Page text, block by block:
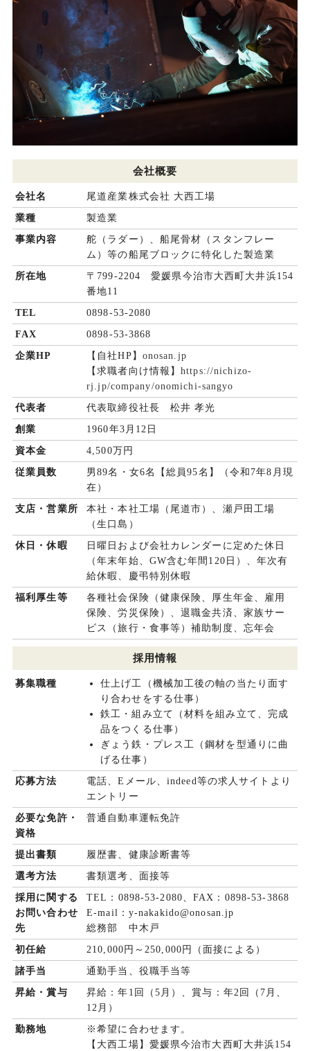
会社概要
会社名 尾道産業株式会社 大西工場
業種 製造業
事業内容
舵（ラダー）、船尾骨材（スタンフレー
ム）等の船尾ブロックに特化した製造業
所在地
〒799-2204 愛媛県今治市大西町大井浜154
番地11
TEL 0898-53-2080
FAX 0898-53-3868
企業HP 【自社HP】 onosan.jp
【求職者向け情報】https://nichizo-
rj.jp/company/onomichi-sangyo
代表者 代表取締役社長 松井 孝光
創業 1960年3月12日
資本金 4,500万円
従業員数
男89名・女6名【総員95名】（令和7年8月現
在）
支店・営業所
本社・本社工場（尾道市）、瀬戸田工場
（生口島）
休日・休暇
日曜日および会社カレンダーに定めた休日
（年末年始、GW含む年間120日）、年次有
給休暇、慶弔特別休暇
福利厚生等
各種社会保険（健康保険、厚生年金、雇用
保険、労災保険）、退職金共済、家族サー
ビス（旅行・食事等）補助制度、忘年会
採用情報
募集職種
仕上げ工（機械加工後の軸の当たり面す
り合わせをする仕事）
鉄工・組み立て（材料を組み立て、完成
品をつくる仕事）
ぎょう鉄・プレス工（鋼材を型通りに曲
げる仕事）
応募方法
電話、Eメール、indeed等の求人サイトより
エントリー
必要な免許・
資格
普通自動車運転免許
提出書類 履歴書、健康診断書等
選考方法 書類選考、面接等
採用に関する
お問い合わせ
先
TEL：0898-53-2080、FAX：0898-53-3868
E-mail：y-nakakido@onosan.jp
総務部 中木戸
初任給 210,000円～250,000円（面接による）
諸手当 通勤手当、役職手当等
昇給・賞与
昇給：年1回（5月）、賞与：年2回（7月、
12月）
勤務地
※希望に合わせます。
【大西工場】愛媛県今治市大西町大井浜154